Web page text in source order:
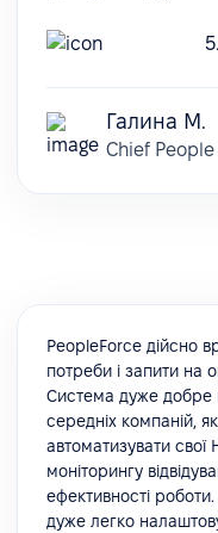
Галина М.
Chief
PeopleForce дійсно
потреби і запити на
Система дуже добре
середніх компаній,
автоматизувати свої
моніторингу
ефективності
дуже легко